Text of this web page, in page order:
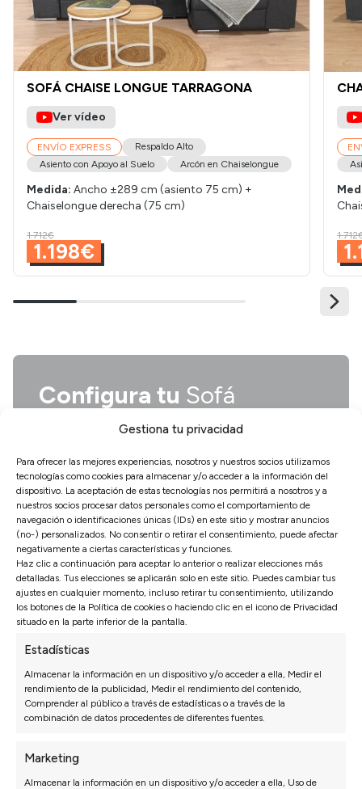
Gestiona tu privacidad
Para ofrecer las mejores experiencias, nosotros y nuestros socios utilizamos
tecnologías como cookies para almacenar y/o acceder a la información del
dispositivo. La aceptación de estas tecnologías nos permitirá a nosotros y a
nuestros socios procesar datos personales como el comportamiento de
navegación o identificaciones únicas (IDs) en este sitio y mostrar anuncios
(no-) personalizados. No consentir o retirar el consentimiento, puede afectar
negativamente a ciertas características y funciones.
Haz clic a continuación para aceptar lo anterior o realizar elecciones más
detalladas. Tus elecciones se aplicarán solo en este sitio. Puedes cambiar tus
ajustes en cualquier momento, incluso retirar tu consentimiento, utilizando
los botones de la Política de cookies o haciendo clic en el icono de Privacidad
situado en la parte inferior de la pantalla.
Estadísticas
Almacenar la información en un dispositivo y/o acceder a ella, Medir el
rendimiento de la publicidad, Medir el rendimiento del contenido,
Comprender al público a través de estadísticas o a través de la
combinación de datos procedentes de diferentes fuentes.
Marketing
Almacenar la información en un dispositivo y/o acceder a ella, Uso de
SOFÁ CHAISE LONGUE TARRAGONA
Ver vídeo
ENVÍO EXPRESS
Respaldo Alto
Asiento con Apoyo al Suelo
Arcón en Chaiselongue
Medida: Ancho ±289 cm (asiento 75 cm) +
Chaiselongue derecha (75 cm)
1.712€
1.198€
Configura tu Sofá
Chaiselongue Denia a
medida
Configura este sofá como prefieras a través de
nuestro configurador para tener tu sofá a medida en
un poco más de tiempo
Ir al configurador
Opiniones de nuestros clientes
Sofás Valencia
Basado en3128